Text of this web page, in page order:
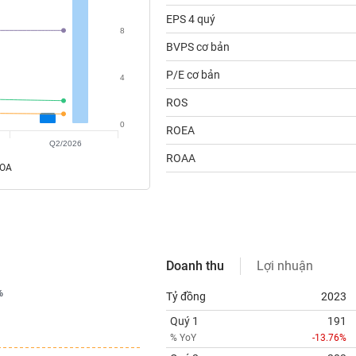
0
4
8
Q2/2026
EPS 4 quý
BVPS cơ bản
P/E cơ bản
ROS
ROEA
ROAA
Doanh thu Lợi nhuận
Tỷ đồng 2023
Quý 1
% YoY
191
-13.76%